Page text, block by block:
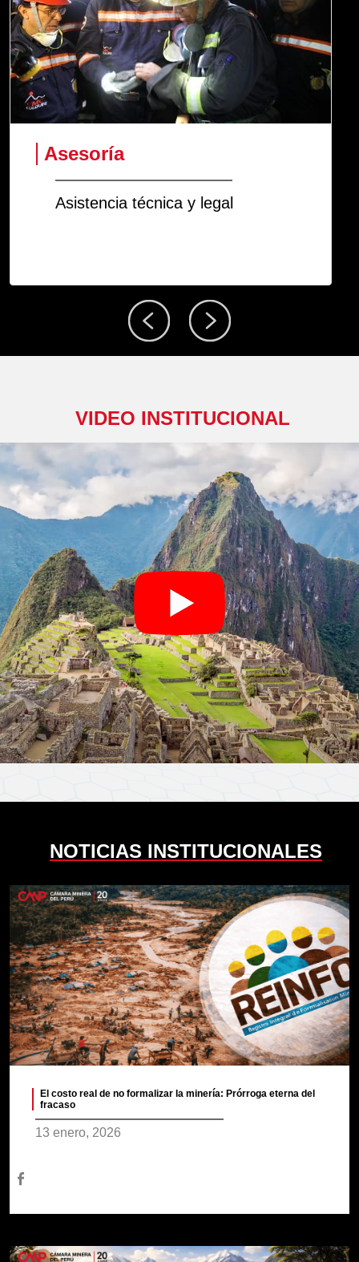
Capacitación
Especializada para el sector
VIDEO INSTITUCIONAL
NOTICIAS INSTITUCIONALES
El costo real de no formalizar la minería: Prórroga eterna del
fracaso
13 enero, 2026